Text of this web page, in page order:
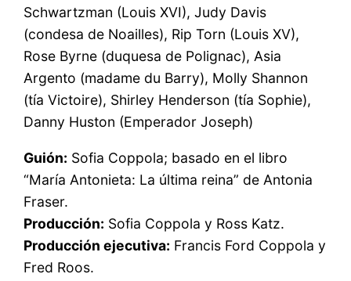
Schwartzman (Louis XVI), Judy Davis
(condesa de Noailles), Rip Torn (Louis XV),
Rose Byrne (duquesa de Polignac), Asia
Argento (madame du Barry), Molly Shannon
(tía Victoire), Shirley Henderson (tía Sophie),
Danny Huston (Emperador Joseph)
Guión: Sofia Coppola; basado en el libro
“María Antonieta: La última reina” de Antonia
Fraser.
Producción: Sofia Coppola y Ross Katz.
Producción ejecutiva: Francis Ford Coppola y
Fred Roos.